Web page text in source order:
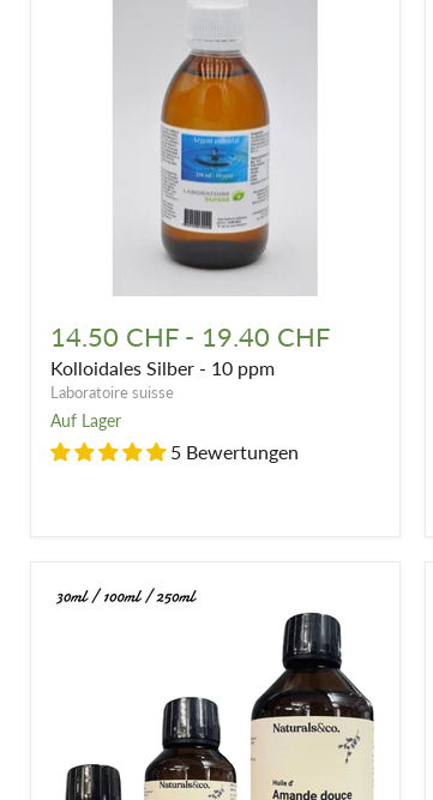
Silber
-
10
ppm
14.50 CHF- 19.40 CHF
Kolloidales Silber - 10 ppm
Laboratoire suisse
Auf Lager
5 Bewertungen